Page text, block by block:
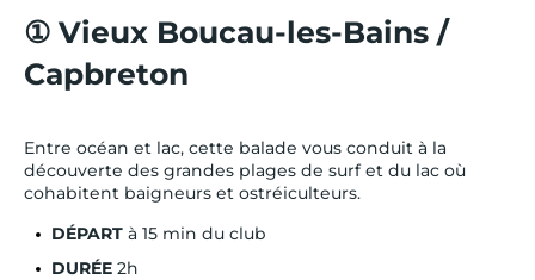
① Vieux Boucau-les-Bains /
Capbreton
Entre océan et lac, cette balade vous conduit à la
découverte des grandes plages de surf et du lac où
cohabitent baigneurs et ostréiculteurs.
DÉPART à 15 min du club
DURÉE 2h